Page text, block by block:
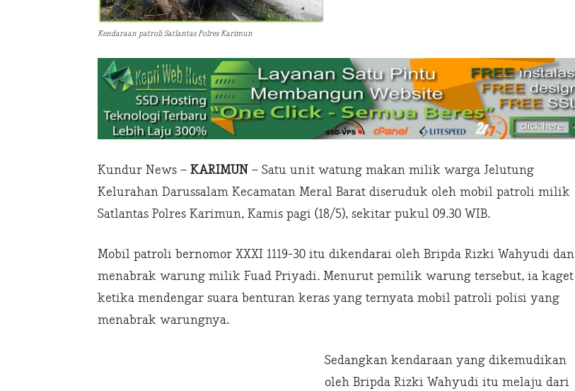
Kendaraan patroli Satlantas Polres Karimun
Kundur News – KARIMUN – Satu unit watung makan milik warga Jelutung
Kelurahan Darussalam Kecamatan Meral Barat diseruduk oleh mobil patroli milik
Satlantas Polres Karimun, Kamis pagi (18/5), sekitar pukul 09.30 WIB.
Mobil patroli bernomor XXXI 1119-30 itu dikendarai oleh Bripda Rizki Wahyudi dan
menabrak warung milik Fuad Priyadi. Menurut pemilik warung tersebut, ia kaget
ketika mendengar suara benturan keras yang ternyata mobil patroli polisi yang
menabrak warungnya.
Sedangkan kendaraan yang dikemudikan
oleh Bripda Rizki Wahyudi itu melaju dari